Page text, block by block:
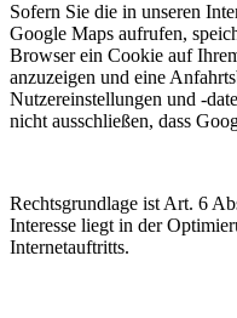
Sofern Sie die in unseren
Google Maps aufrufen,
Browser ein Cookie auf
anzuzeigen und eine
Nutzereinstellungen und -
nicht ausschließen, dass
Rechtsgrundlage ist Art. 6
Interesse liegt in der
Internetauftritts.